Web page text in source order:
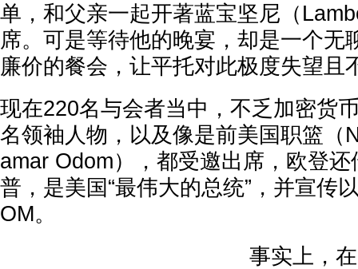
单，和父亲一起开著蓝宝坚尼（
席。可是等待他的晚宴，却是一个无
廉价的餐会，让平托对此极度失望且
现在220名与会者当中，不乏加密货
名领袖人物，以及像是前美国职篮（
amar Odom），都受邀出席，欧登
普，是美国“最伟大的总统”，并宣传
OM。
事实上，